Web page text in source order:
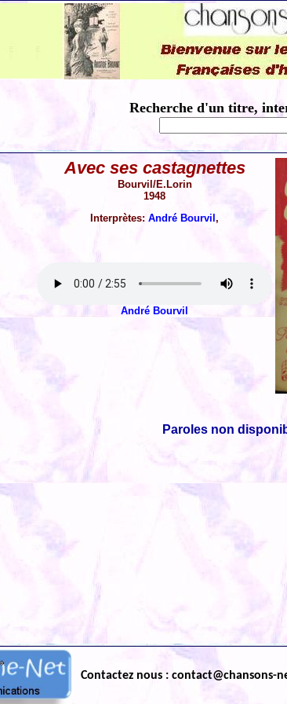
Recherche d'un titre,
Avec ses castagnettes
Bourvil/E.Lorin
1948
Interprètes: André Bourvil ,
André Bourvil
Paroles non
Contactez nous : contact@chansons-